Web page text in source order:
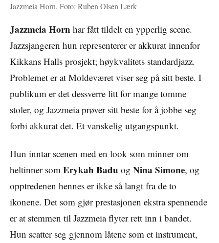
Jazzmeia Horn. Foto: Ruben Olsen Lærk
Jazzmeia Horn har fått tildelt en ypperlig scene.
Jazzsjangeren hun representerer er akkurat innenfor
Kikkans Halls prosjekt; høykvalitets standardjazz.
Problemet er at Moldeværet viser seg på sitt beste. I
publikum er det dessverre litt for mange tomme
stoler, og Jazzmeia prøver sitt beste for å jobbe seg
forbi akkurat det. Et vanskelig utgangspunkt.
Hun inntar scenen med en look som minner om
heltinner som Erykah Badu og Nina Simone, og
opptredenen hennes er ikke så langt fra de to
ikonene. Det som gjør prestasjonen ekstra spennende
er at stemmen til Jazzmeia flyter rett inn i bandet.
Hun scatter seg gjennom låtene som et instrument,